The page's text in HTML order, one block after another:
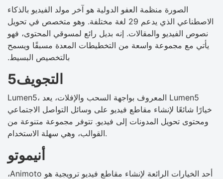
الصورة منظمة العفو الدولية هو آخر مولد الفيديو بالذكاء
الاصطناعي الذي يدعم 29 لغة مختلفة. وهو متخصص في تحويل
نصوص الفيديو والمقالات. إنه بديل رائع لمسوقي المحتوى، فهو
يأتي مع مجموعة واسعة من التخطيطات المعدة مسبقًا ويسمح
بالتخصيص البسيط.
التجويف5
Lumen5، المعروف بواجهة السحب والإفلات، يعد Lumen5
خيارًا شائعًا لإنشاء مقاطع فيديو على وسائل التواصل الاجتماعي
ومحتوى تحويل المدونات إلى فيديو. تتوفر مجموعة متنوعة من
القوالب، وهي سهلة الاستخدام.
أنيموتو
أحد الخيارات الرائعة لإنشاء مقاطع فيديو ترويجية هو Animoto،